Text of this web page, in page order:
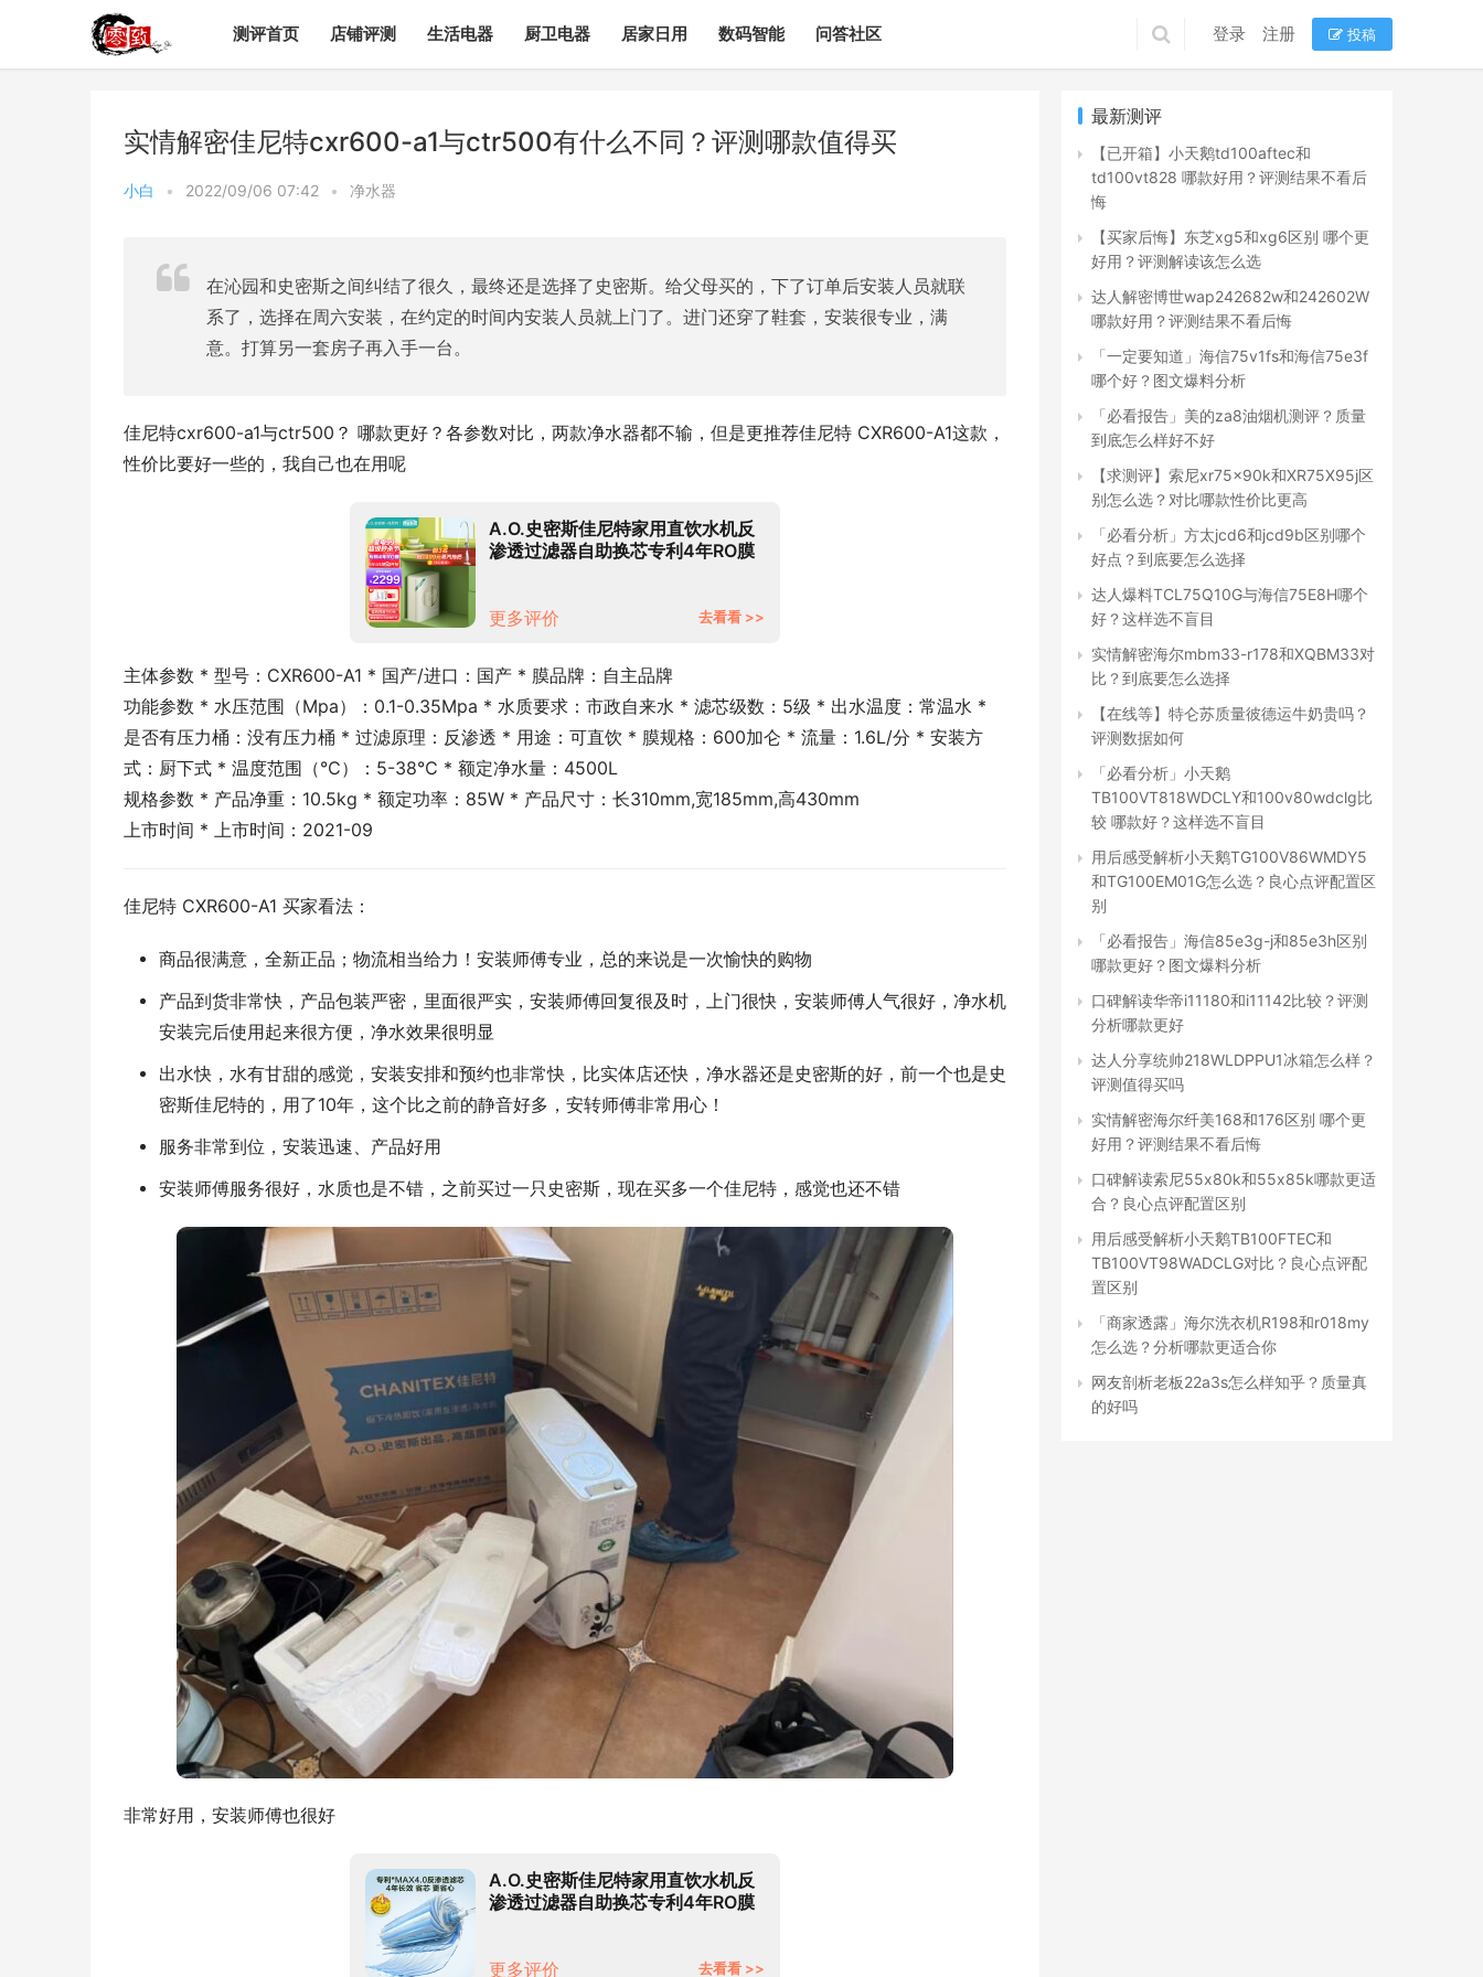
测评首页 店铺评测 生活电器 厨卫电器 居家日用 数码智能 问答社区 登录 注册 投稿
实情解密佳尼特cxr600-a1与ctr500有什么不同？评测哪款值得买
小白 • 2022/09/06 07:42 • 净水器
在沁园和史密斯之间纠结了很久，最终还是选择了史密斯。给父母买的，下了订单后安装人员就联
系了，选择在周六安装，在约定的时间内安装人员就上门了。进门还穿了鞋套，安装很专业，满
意。打算另一套房子再入手一台。
佳尼特cxr600-a1与ctr500？ 哪款更好？各参数对比，两款净水器都不输，但是更推荐佳尼特 CXR600-A1这款，
性价比要好一些的，我自己也在用呢
A.O.史密斯佳尼特家用直饮水机反
渗透过滤器自助换芯专利4年RO膜
更多评价
去看看 >>
主体参数 * 型号：CXR600-A1 * 国产/进口：国产 * 膜品牌：自主品牌
功能参数 * 水压范围（Mpa）：0.1-0.35Mpa * 水质要求：市政自来水 * 滤芯级数：5级 * 出水温度：常温水 *
是否有压力桶：没有压力桶 * 过滤原理：反渗透 * 用途：可直饮 * 膜规格：600加仑 * 流量：1.6L/分 * 安装方
式：厨下式 * 温度范围（℃）：5-38℃ * 额定净水量：4500L
规格参数 * 产品净重：10.5kg * 额定功率：85W * 产品尺寸：长310mm,宽185mm,高430mm
上市时间 * 上市时间：2021-09
佳尼特 CXR600-A1 买家看法：
商品很满意，全新正品；物流相当给力！安装师傅专业，总的来说是一次愉快的购物
产品到货非常快，产品包装严密，里面很严实，安装师傅回复很及时，上门很快，安装师傅人气很好，净水机
安装完后使用起来很方便，净水效果很明显
出水快，水有甘甜的感觉，安装安排和预约也非常快，比实体店还快，净水器还是史密斯的好，前一个也是史
密斯佳尼特的，用了10年，这个比之前的静音好多，安转师傅非常用心！
服务非常到位，安装迅速、产品好用
安装师傅服务很好，水质也是不错，之前买过一只史密斯，现在买多一个佳尼特，感觉也还不错
非常好用，安装师傅也很好
A.O.史密斯佳尼特家用直饮水机反
渗透过滤器自助换芯专利4年RO膜
更多评价
去看看 >>
最新测评
【已开箱】小天鹅td100aftec和
td100vt828 哪款好用？评测结果不看后
悔
【买家后悔】东芝xg5和xg6区别 哪个更
好用？评测解读该怎么选
达人解密博世wap242682w和242602W
哪款好用？评测结果不看后悔
「一定要知道」海信75v1fs和海信75e3f
哪个好？图文爆料分析
「必看报告」美的za8油烟机测评？质量
到底怎么样好不好
【求测评】索尼xr75x90k和XR75X95j区
别怎么选？对比哪款性价比更高
「必看分析」方太jcd6和jcd9b区别哪个
好点？到底要怎么选择
达人爆料TCL75Q10G与海信75E8H哪个
好？这样选不盲目
实情解密海尔mbm33-r178和XQBM33对
比？到底要怎么选择
【在线等】特仑苏质量彼德运牛奶贵吗？
评测数据如何
「必看分析」小天鹅
TB100VT818WDCLY和100v80wdclg比
较 哪款好？这样选不盲目
用后感受解析小天鹅TG100V86WMDY5
和TG100EM01G怎么选？良心点评配置区
别
「必看报告」海信85e3g-j和85e3h区别
哪款更好？图文爆料分析
口碑解读华帝i11180和i11142比较？评测
分析哪款更好
达人分享统帅218WLDPPU1冰箱怎么样？
评测值得买吗
实情解密海尔纤美168和176区别 哪个更
好用？评测结果不看后悔
口碑解读索尼55x80k和55x85k哪款更适
合？良心点评配置区别
用后感受解析小天鹅TB100FTEC和
TB100VT98WADCLG对比？良心点评配
置区别
「商家透露」海尔洗衣机R198和r018my
怎么选？分析哪款更适合你
网友剖析老板22a3s怎么样知乎？质量真
的好吗